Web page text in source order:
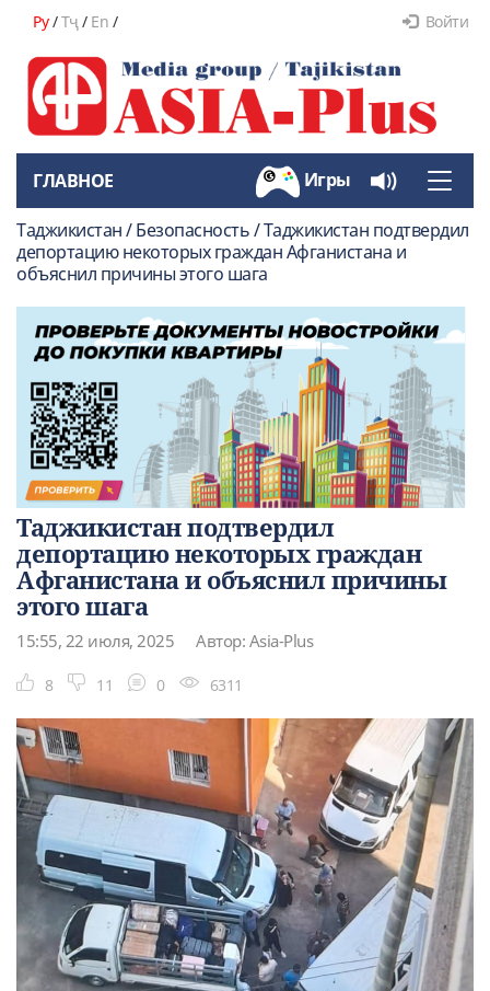
Ру/Тҷ/ En / Войти
Toggle
ГЛАВНОЕ Игры
Таджикистан / Безопасность / Таджикистан подтвердил
депортацию некоторых граждан Афганистана и
объяснил причины этого шага
Таджикистан подтвердил
депортацию некоторых граждан
Афганистана и объяснил причины
этого шага
15:55, 22 июля, 2025 Автор: Asia-Plus
8 11 0 6311